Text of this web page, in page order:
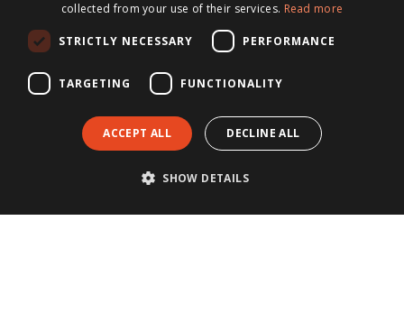
collected from your use of their services. Read more
STRICTLY NECESSARY PERFORMANCE
TARGETING FUNCTIONALITY
ACCEPT ALL DECLINE ALL
SHOW DETAILS